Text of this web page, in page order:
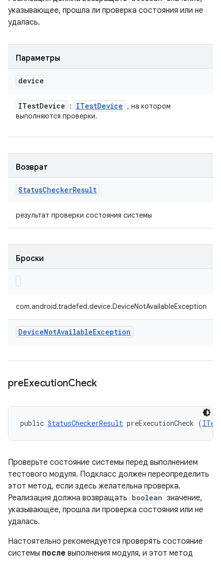
указывающее, прошла ли проверка состояния или не
удалась.
Параметры
device
ITestDevice : ITestDevice
, на котором
выполняются проверки.
Возврат
StatusCheckerResult
результат проверки состояния системы
Броски
com.android.tradefed.device.DeviceNotAvailableException
DeviceNotAvailableException
preExecutionCheck
public StatusCheckerResult preExecutionCheck (
Проверьте состояние системы перед выполнением
тестового модуля. Подкласс должен переопределить
этот метод, если здесь желательна проверка.
Реализация должна возвращать boolean значение,
указывающее, прошла ли проверка состояния или не
удалась.
Настоятельно рекомендуется проверять состояние
системы после выполнения модуля, и этот метод